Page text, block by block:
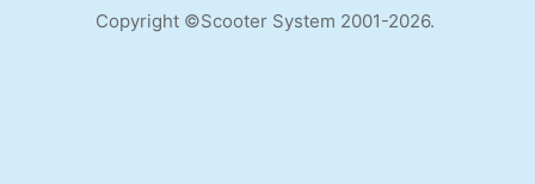
Copyright ©Scooter System 2001-2026.